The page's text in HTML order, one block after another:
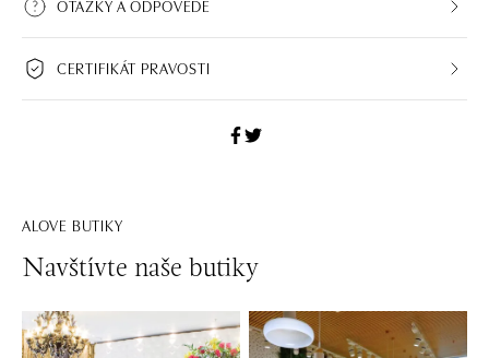
OTÁZKY A ODPOVEDE
CERTIFIKÁT PRAVOSTI
ALOVE BUTIKY
Navštívte naše butiky